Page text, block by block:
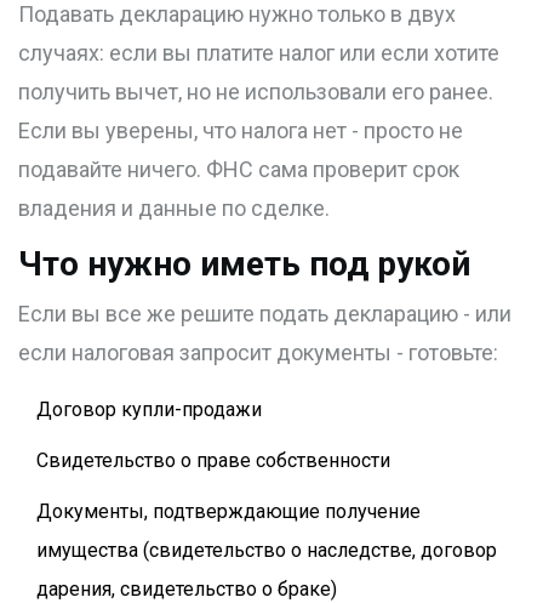
Подавать декларацию нужно только в двух
случаях: если вы платите налог или если хотите
получить вычет, но не использовали его ранее.
Если вы уверены, что налога нет - просто не
подавайте ничего. ФНС сама проверит срок
владения и данные по сделке.
Что нужно иметь под рукой
Если вы все же решите подать декларацию - или
если налоговая запросит документы - готовьте:
Договор купли-продажи
Свидетельство о праве собственности
Документы, подтверждающие получение
имущества (свидетельство о наследстве, договор
дарения, свидетельство о браке)